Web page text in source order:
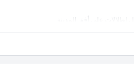
على أفق المدينة